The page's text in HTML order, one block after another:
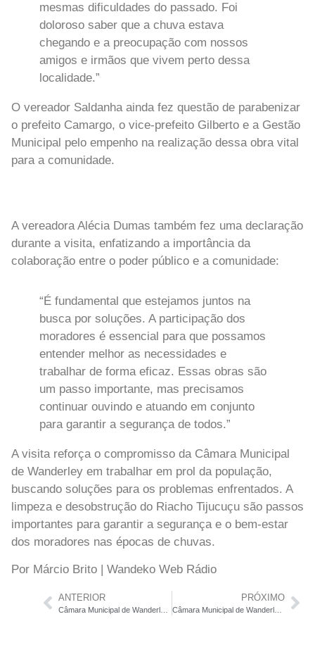
mesmas dificuldades do passado. Foi
doloroso saber que a chuva estava
chegando e a preocupação com nossos
amigos e irmãos que vivem perto dessa
localidade.”
O vereador Saldanha ainda fez questão de parabenizar
o prefeito Camargo, o vice-prefeito Gilberto e a Gestão
Municipal pelo empenho na realização dessa obra vital
para a comunidade.
A vereadora Alécia Dumas também fez uma declaração
durante a visita, enfatizando a importância da
colaboração entre o poder público e a comunidade:
“É fundamental que estejamos juntos na
busca por soluções. A participação dos
moradores é essencial para que possamos
entender melhor as necessidades e
trabalhar de forma eficaz. Essas obras são
um passo importante, mas precisamos
continuar ouvindo e atuando em conjunto
para garantir a segurança de todos.”
A visita reforça o compromisso da Câmara Municipal
de Wanderley em trabalhar em prol da população,
buscando soluções para os problemas enfrentados. A
limpeza e desobstrução do Riacho Tijucuçu são passos
importantes para garantir a segurança e o bem-estar
dos moradores nas épocas de chuvas.
Por Márcio Brito | Wandeko Web Rádio
ANTERIOR PRÓXIMO
Câmara Municipal de Wanderley Aprova Projetos Transformadores em 2025